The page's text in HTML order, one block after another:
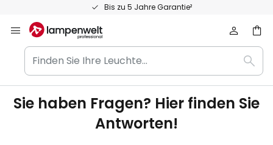
Bis zu 5 Jahre Garantie²
Inhalt
springen
Finden
Sie
Ihre
Leuchte...
Sie haben Fragen? Hier finden Sie
Antworten!